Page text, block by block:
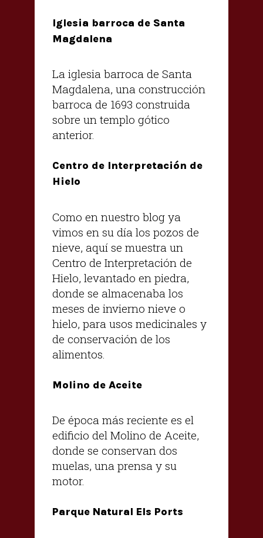
Iglesia barroca de Santa
Magdalena
La iglesia barroca de Santa
Magdalena, una construcción
barroca de 1693 construida
sobre un templo gótico
anterior.
Centro de Interpretación de
Hielo
Como en nuestro blog ya
vimos en su día los pozos de
nieve, aquí se muestra un
Centro de Interpretación de
Hielo, levantado en piedra,
donde se almacenaba los
meses de invierno nieve o
hielo, para usos medicinales y
de conservación de los
alimentos.
Molino de Aceite
De época más reciente es el
edificio del Molino de Aceite,
donde se conservan dos
muelas, una prensa y su
motor.
Parque Natural Els Ports